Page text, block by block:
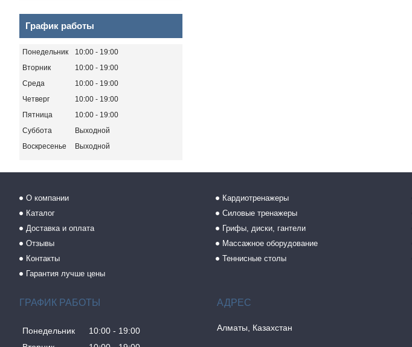
График работы
Понедельник 10:00
19:00
Вторник
10:00
19:00
Среда
10:00
19:00
Четверг
10:00
19:00
Пятница
10:00
19:00
Суббота
Выходной
Воскресенье
Выходной
О компании
Каталог
Доставка и оплата
Отзывы
Контакты
Гарантия лучше цены
Кардиотренажеры
Силовые тренажеры
Грифы, диски, гантели
Массажное оборудование
Теннисные столы
ГРАФИК РАБОТЫ
Понедельник 10:00
19:00
Алматы, Казахстан